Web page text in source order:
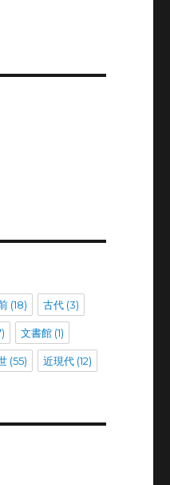
(18) 古代(3)
文書館(1)
(55) 近現代(12)